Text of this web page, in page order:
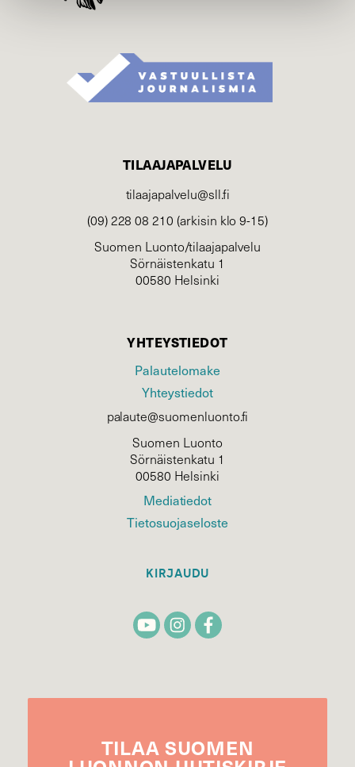
TILAAJAPALVELU
tilaajapalvelu@sll.fi
(09) 228 08 210 (arkisin klo 9-15)
Suomen Luonto/tilaajapalvelu
Sörnäistenkatu 1
00580 Helsinki
YHTEYSTIEDOT
Palautelomake
Yhteystiedot
palaute@suomenluonto.fi
Suomen Luonto
Sörnäistenkatu 1
00580 Helsinki
Mediatiedot
Tietosuojaseloste
KIRJAUDU
TILAA SUOMEN